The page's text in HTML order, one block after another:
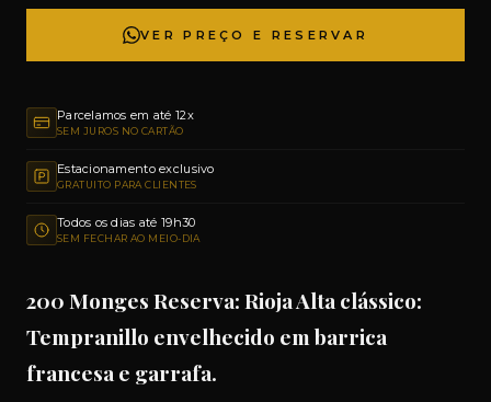
VER PREÇO E RESERVAR
Parcelamos em até 12x
SEM JUROS NO CARTÃO
Estacionamento exclusivo
GRATUITO PARA CLIENTES
Todos os dias até 19h30
SEM FECHAR AO MEIO-DIA
200 Monges Reserva: Rioja Alta clássico:
Tempranillo envelhecido em barrica
francesa e garrafa.